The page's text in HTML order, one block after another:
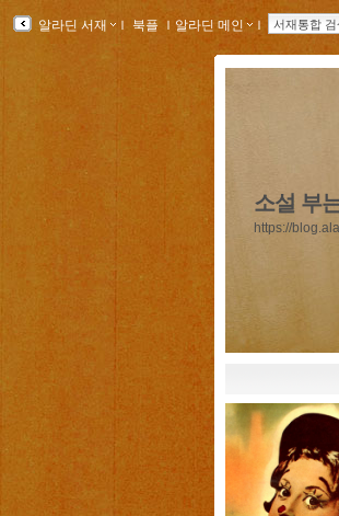
알라딘 서재 ｌ 북플 ｌ 알라딘 메인 ｌ 서재통합 검
소설 부
https://